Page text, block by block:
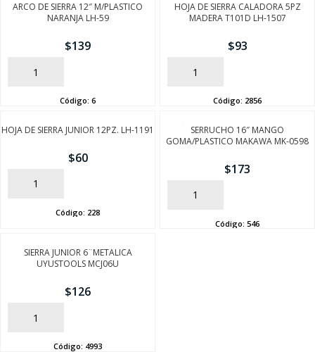
ARCO DE SIERRA 12″ M/PLASTICO
NARANJA LH-59
$139
AÑADIR
Código: 6
HOJA DE SIERRA CALADORA 5PZ
MADERA T101D LH-1507
$93
AÑADIR
Código: 2856
HOJA DE SIERRA JUNIOR 12PZ. LH-1191
$60
AÑADIR
Código: 228
SERRUCHO 16″ MANGO
GOMA/PLASTICO MAKAWA MK-0598
$173
AÑADIR
Código: 546
SIERRA JUNIOR 6¨METALICA
UYUSTOOLS MCJ06U
$126
AÑADIR
Código: 4993